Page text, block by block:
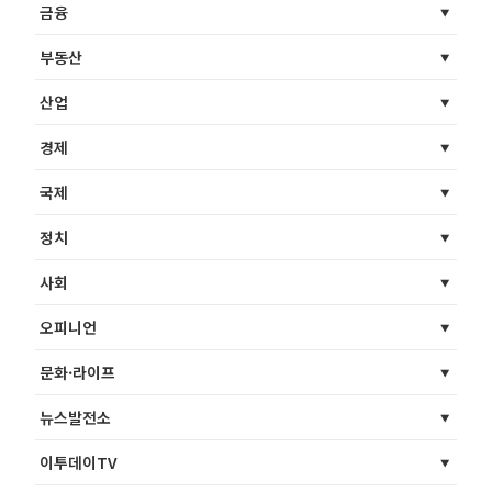
금융
부동산
산업
경제
국제
정치
사회
오피니언
문화·라이프
뉴스발전소
이투데이TV